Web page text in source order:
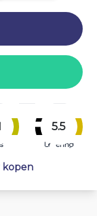
5.5
Levering
kopen